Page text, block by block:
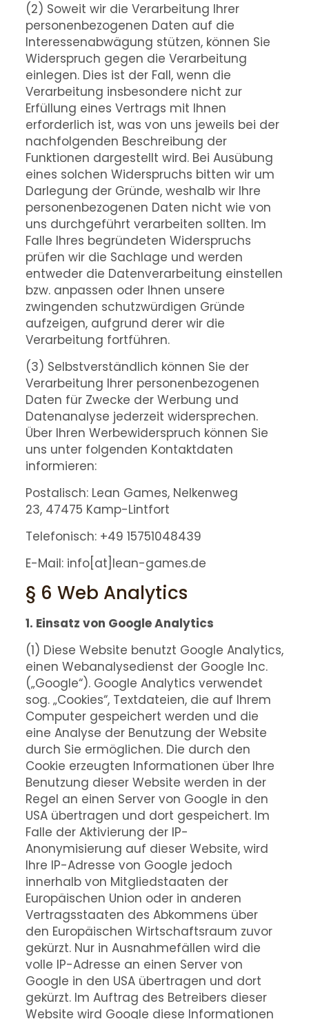
(2) Soweit wir die Verarbeitung Ihrer
personenbezogenen Daten auf die
Interessenabwägung stützen, können Sie
Widerspruch gegen die Verarbeitung
einlegen. Dies ist der Fall, wenn die
Verarbeitung insbesondere nicht zur
Erfüllung eines Vertrags mit Ihnen
erforderlich ist, was von uns jeweils bei der
nachfolgenden Beschreibung der
Funktionen dargestellt wird. Bei Ausübung
eines solchen Widerspruchs bitten wir um
Darlegung der Gründe, weshalb wir Ihre
personenbezogenen Daten nicht wie von
uns durchgeführt verarbeiten sollten. Im
Falle Ihres begründeten Widerspruchs
prüfen wir die Sachlage und werden
entweder die Datenverarbeitung einstellen
bzw. anpassen oder Ihnen unsere
zwingenden schutzwürdigen Gründe
aufzeigen, aufgrund derer wir die
Verarbeitung fortführen.
(3) Selbstverständlich können Sie der
Verarbeitung Ihrer personenbezogenen
Daten für Zwecke der Werbung und
Datenanalyse jederzeit widersprechen.
Über Ihren Werbewiderspruch können Sie
uns unter folgenden Kontaktdaten
informieren:
Postalisch: Lean Games, Nelkenweg
23, 47475 Kamp-Lintfort
Telefonisch: +49 15751048439
E-Mail: info[at]lean-games.de
§ 6 Web Analytics
1. Einsatz von Google Analytics
(1) Diese Website benutzt Google Analytics,
einen Webanalysedienst der Google Inc.
(„Google“). Google Analytics verwendet
sog. „Cookies“, Textdateien, die auf Ihrem
Computer gespeichert werden und die
eine Analyse der Benutzung der Website
durch Sie ermöglichen. Die durch den
Cookie erzeugten Informationen über Ihre
Benutzung dieser Website werden in der
Regel an einen Server von Google in den
USA übertragen und dort gespeichert. Im
Falle der Aktivierung der IP-
Anonymisierung auf dieser Website, wird
Ihre IP-Adresse von Google jedoch
innerhalb von Mitgliedstaaten der
Europäischen Union oder in anderen
Vertragsstaaten des Abkommens über
den Europäischen Wirtschaftsraum zuvor
gekürzt. Nur in Ausnahmefällen wird die
volle IP-Adresse an einen Server von
Google in den USA übertragen und dort
gekürzt. Im Auftrag des Betreibers dieser
Website wird Google diese Informationen